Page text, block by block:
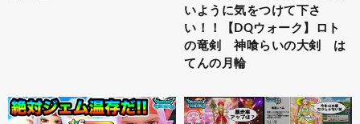
いように気をつけて下さ
い！！【DQウォーク】ロト
の竜剣 神喰らいの大剣 は
てんの月輪